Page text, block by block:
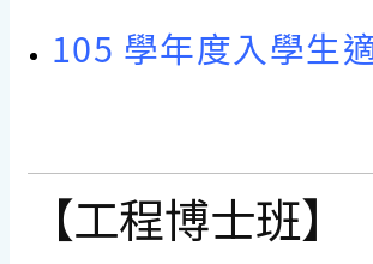
105 學年度入學生
【工程博士班】